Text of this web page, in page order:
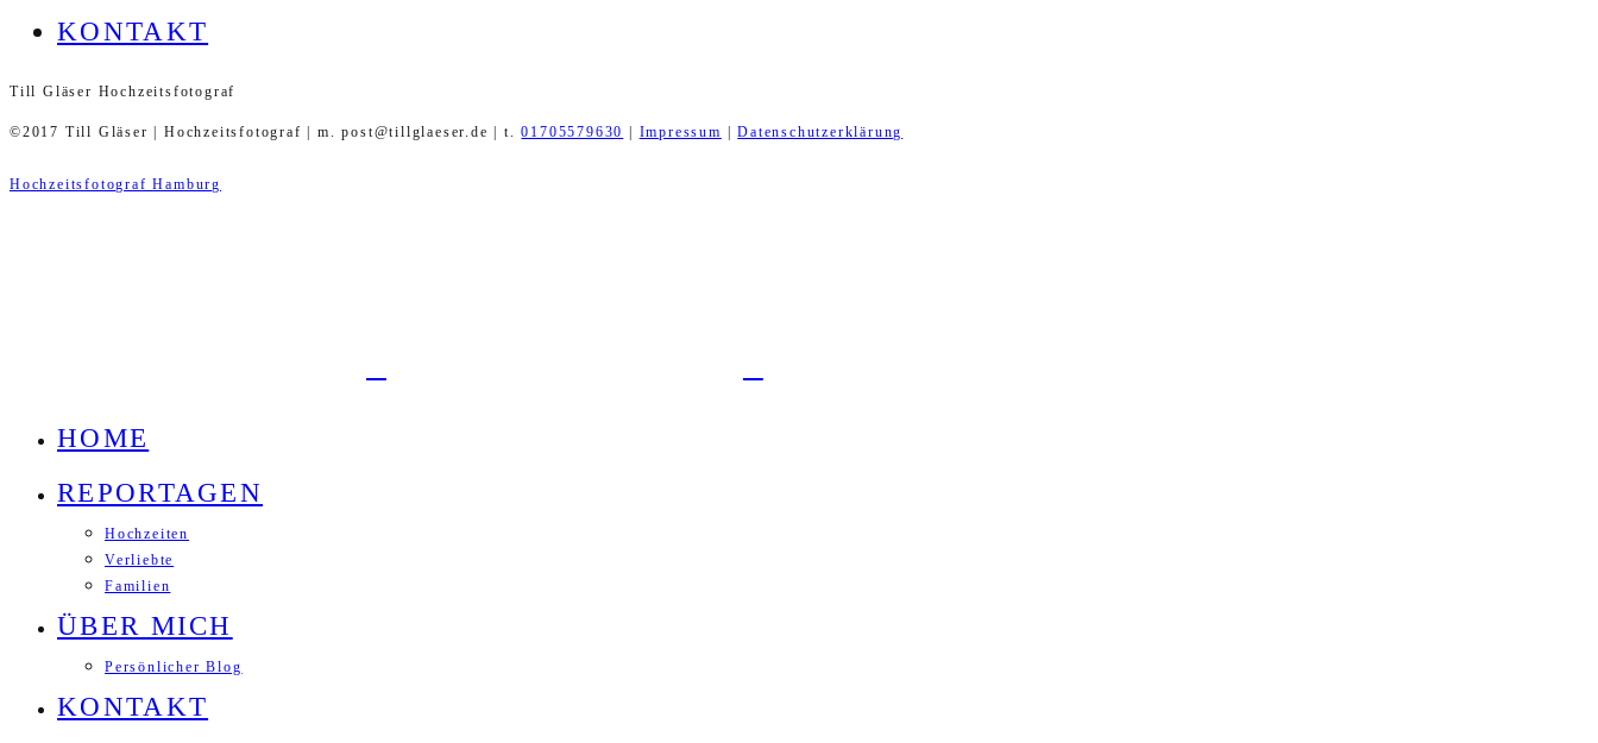
KONTAKT
Till Gläser Hochzeitsfotograf
©2017 Till Gläser | Hochzeitsfotograf | m. post@tillglaeser.de | t.01705579630 | Impressum |Datenschutzerklärung
Hochzeitsfotograf Hamburg
HOME
REPORTAGEN
Hochzeiten
Verliebte
Familien
ÜBER MICH
Persönlicher Blog
KONTAKT